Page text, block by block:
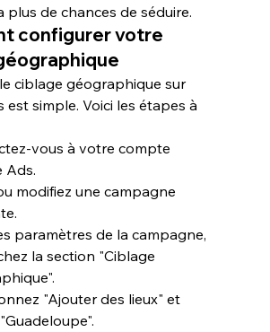
plus de chances de séduire.
configurer votre
ciblage géographique sur
est simple. Voici les étapes à
vous à votre compte
Ads.
modifiez une campagne
paramètres de la campagne,
la section "Ciblage
"Ajouter des lieux" et